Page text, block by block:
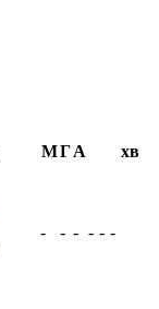
МГА хв
- - - - - -